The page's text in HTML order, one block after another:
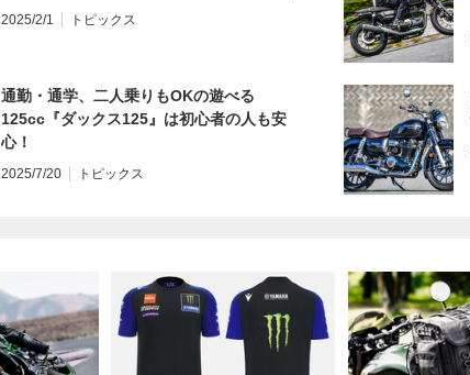
2025/2/1 トピックス
通勤・通学、二人乗りもOKの遊べる
125cc『ダックス125』は初心者の人も安
心！
2025/7/20 トピックス